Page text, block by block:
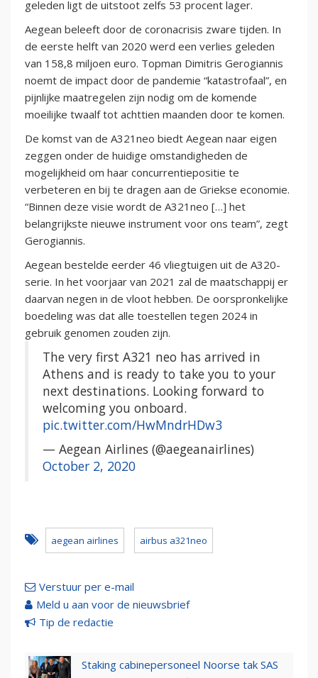
geleden ligt de uitstoot zelfs 53 procent lager.
Aegean beleeft door de coronacrisis zware tijden. In
de eerste helft van 2020 werd een verlies geleden
van 158,8 miljoen euro. Topman Dimitris Gerogiannis
noemt de impact door de pandemie “katastrofaal”, en
pijnlijke maatregelen zijn nodig om de komende
moeilijke twaalf tot achttien maanden door te komen.
De komst van de A321neo biedt Aegean naar eigen
zeggen onder de huidige omstandigheden de
mogelijkheid om haar concurrentiepositie te
verbeteren en bij te dragen aan de Griekse economie.
“Binnen deze visie wordt de A321neo […] het
belangrijkste nieuwe instrument voor ons team”, zegt
Gerogiannis.
Aegean bestelde eerder 46 vliegtuigen uit de A320-
serie. In het voorjaar van 2021 zal de maatschappij er
daarvan negen in de vloot hebben. De oorspronkelijke
boedeling was dat alle toestellen tegen 2024 in
gebruik genomen zouden zijn.
The very first A321 neo has arrived in
Athens and is ready to take you to your
next destinations. Looking forward to
welcoming you onboard.
pic.twitter.com/HwMndrHDw3
— Aegean Airlines (@aegeanairlines)
October 2, 2020
aegean airlines airbus a321neo
Verstuur per e-mail
Meld u aan voor de nieuwsbrief
Tip de redactie
Staking cabinepersoneel Noorse tak SAS